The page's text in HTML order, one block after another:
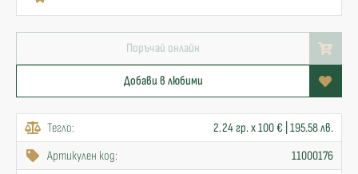
Поръчай онлайн
Добави в любими
Тегло:
2.24 гр. x 100 € | 195.58 лв.
Артикулен код:
11000176